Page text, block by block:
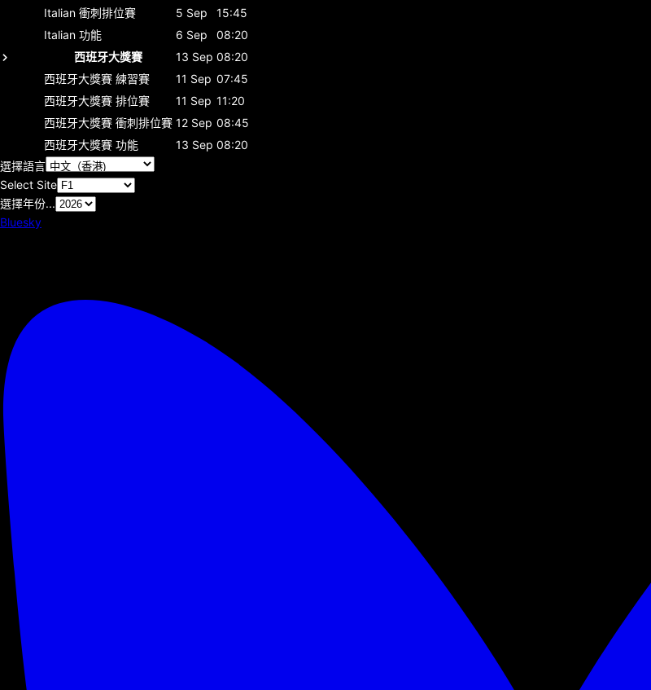
Italian 衝刺排位賽 5 Sep
15:45
Italian 功能 6 Sep
08:20
西班牙大獎賽
13 Sep 08:20
西班牙大獎賽 練習賽 11 Sep 07:45
西班牙大獎賽 排位賽 11 Sep 11:20
西班牙大獎賽 衝刺排位賽 12 Sep 08:45
西班牙大獎賽 功能 13 Sep 08:20
選擇語言
Select Site
選擇年份...
Bluesky